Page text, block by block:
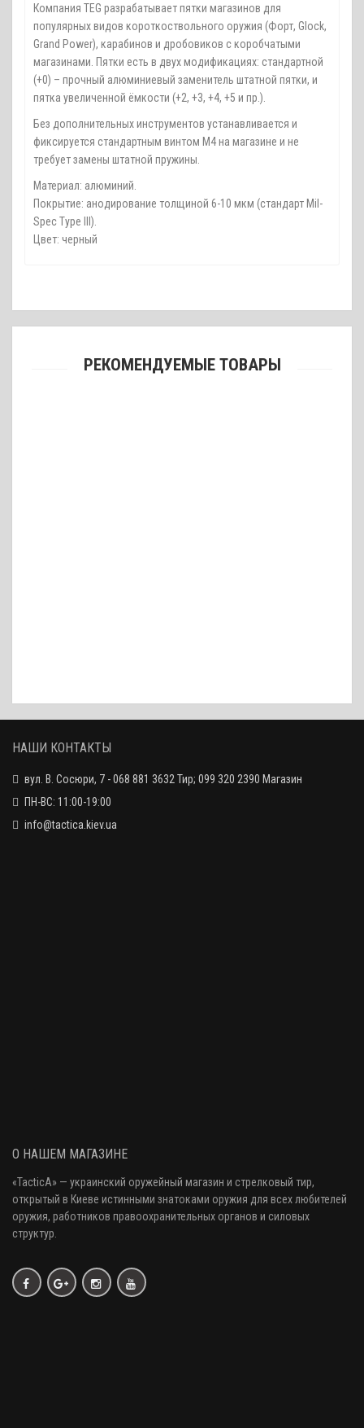
Компания TEG разрабатывает пятки магазинов для
популярных видов короткоствольного оружия (Форт, Glock,
Grand Power), карабинов и дробовиков с коробчатыми
магазинами. Пятки есть в двух модификациях: стандартной
(+0) – прочный алюминиевый заменитель штатной пятки, и
пятка увеличенной ёмкости (+2, +3, +4, +5 и пр.).
Без дополнительных инструментов устанавливается и
фиксируется стандартным винтом М4 на магазине и не
требует замены штатной пружины.
Материал: алюминий.
Покрытие: анодирование толщиной 6-10 мкм (стандарт Mil-
Spec Type lll).
Цвет: черный
РЕКОМЕНДУЕМЫЕ ТОВАРЫ
Магазин Вепрь-12 Молот ВПО-205 12x8
Пистолет травматического действия Форт-17Р 9 мм
16000 грн.
Пятка магазина Automatic для Glock 17/19/26/34/45 + 4 патрона,
НАШИ КОНТАКТЫ
вул. В. Сосюри, 7 - 068 881 3632 Тир; 099 320 2390 Магазин
ПН-ВС: 11:00-19:00
info@tactica.kiev.ua
О НАШЕМ МАГАЗИНЕ
«TacticA» — украинский оружейный магазин и стрелковый тир,
открытый в Киеве истинными знатоками оружия для всех любителей
оружия, работников правоохранительных органов и силовых
структур.